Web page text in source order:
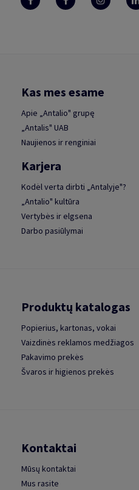
Kas mes esame
Apie „Antalio" grupę
„Antalis" UAB
Naujienos ir renginiai
Karjera
Kodėl verta dirbti „Antalyje"?
„Antalio" kultūra
Vertybės ir elgsena
Darbo pasiūlymai
Produktų katalogas
Popierius, kartonas, vokai
Vaizdinės reklamos medžiagos
Pakavimo prekės
Švaros ir higienos prekės
Kontaktai
Mūsų kontaktai
Mus rasite